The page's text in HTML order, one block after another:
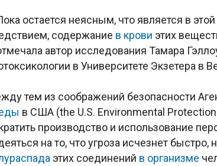
остается неясным, что является в
содержание в крови этих
автор исследования Тамара
в Университете Экзетера в
тем из соображений безопасности
в США (the U.S. Environmental
производство и использование
на то, что угроза исчезнет
этих соединений в организме